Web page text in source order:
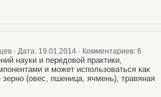
· Дата: 19.01.2014 · Комментариев: 6
науки и передовой практики,
и может использоваться как
(овес, пшеница, ячмень), травяная